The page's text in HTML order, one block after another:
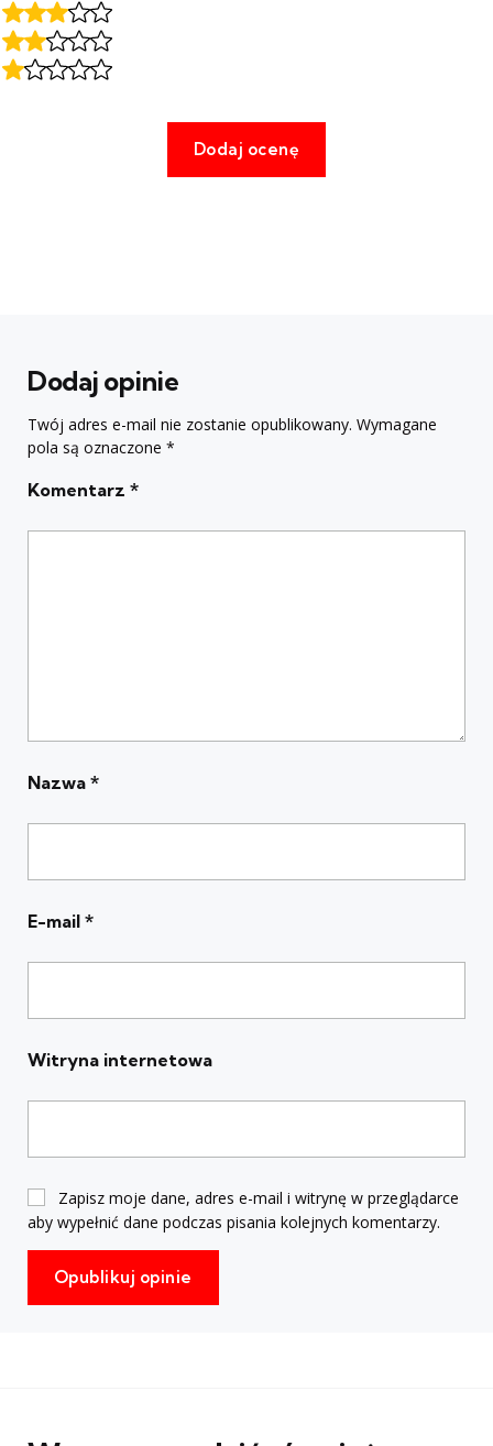
Dodaj opinie
Twój adres e-mail nie zostanie opublikowany. Wymagane
pola są oznaczone *
Komentarz *
Nazwa *
E-mail *
Witryna internetowa
Zapisz moje dane, adres e-mail i witrynę w przeglądarce
aby wypełnić dane podczas pisania kolejnych komentarzy.